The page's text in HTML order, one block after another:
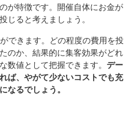
が特徴です。開催自体にお金が
じると考えましょう。
できます。どの程度の費用を投
のか、結果的に集客効果がどれ
数値として把握できます。 デー
ば、やがて少ないコストでも充
なるでしょう。